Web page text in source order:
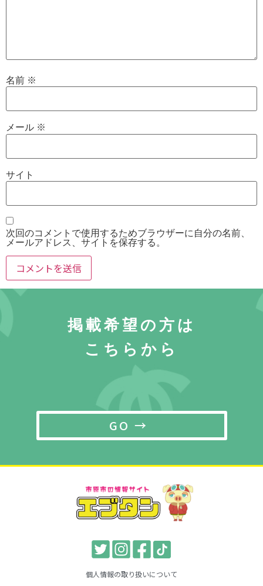
名前 ※
メール ※
サイト
次回のコメントで使用するためブラウザーに自分の名前、
メールアドレス、サイトを保存する。
掲載希望の方は
こちらから
GO →
個人情報の取り扱いについて